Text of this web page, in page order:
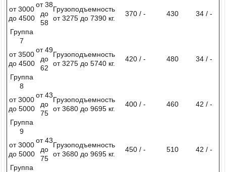
от 3000
до 4500
от 38
до
58
Грузоподъемность
от 3275 до 7390 кг.
370 / - 430 34 / -
Группа
7
от 3500
до 4500
от 49
до
62
Грузоподъемность
от 3275 до 5740 кг.
420 / - 480 34 / -
Группа
8
от 3000
до 5000
от 43
до
75
Грузоподъемность
от 3680 до 9695 кг.
400 / - 460 42 / -
Группа
9
от 3000
до 5000
от 43
до
75
Грузоподъемность
от 3680 до 9695 кг.
450 / - 510 42 / -
Группа